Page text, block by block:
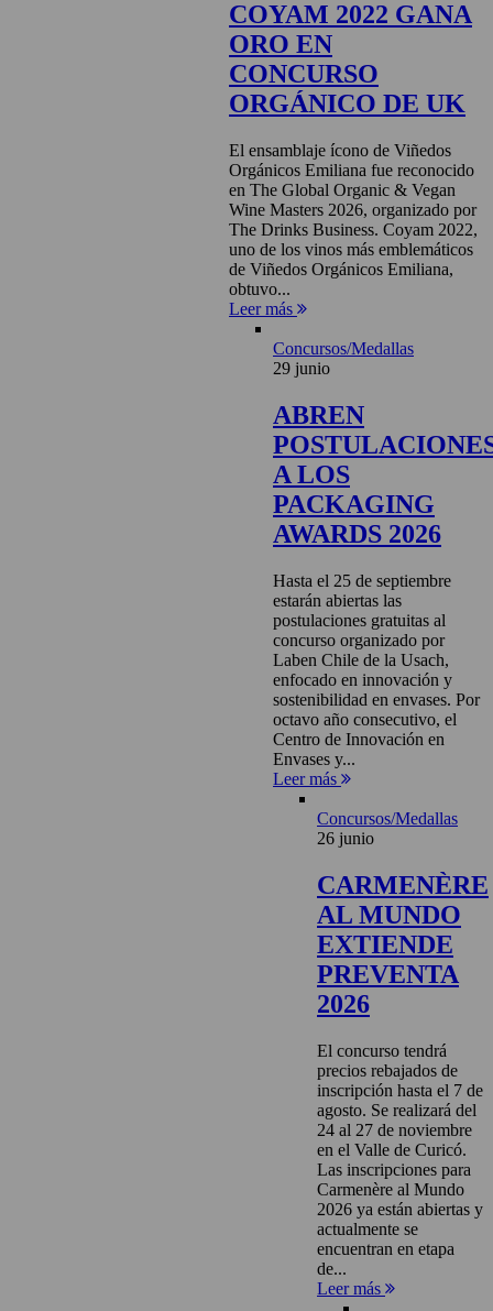
COYAM 2022 GANA
ORO EN
CONCURSO
ORGÁNICO DE UK
El ensamblaje ícono de Viñedos
Orgánicos Emiliana fue reconocido
en The Global Organic & Vegan
Wine Masters 2026, organizado por
The Drinks Business. Coyam 2022,
uno de los vinos más emblemáticos
de Viñedos Orgánicos Emiliana,
obtuvo...
Leer más
Concursos/Medallas
29 junio
ABREN
A LOS
PACKAGING
AWARDS 2026
Hasta el 25 de septiembre
estarán abiertas las
postulaciones gratuitas al
concurso organizado por
Laben Chile de la Usach,
enfocado en innovación y
sostenibilidad en envases. Por
octavo año consecutivo, el
Centro de Innovación en
Envases y...
Leer más
Concursos/Medallas
26 junio
CARMENÈRE
AL MUNDO
EXTIENDE
PREVENTA
2026
El concurso tendrá
precios rebajados de
inscripción hasta el 7 de
agosto. Se realizará del
24 al 27 de noviembre
en el Valle de Curicó.
Las inscripciones para
Carmenère al Mundo
2026 ya están abiertas y
actualmente se
encuentran en etapa
de...
Leer más